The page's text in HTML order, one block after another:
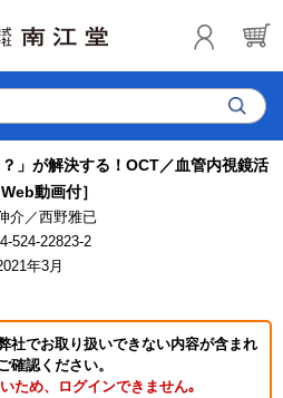
？」が解決する！OCT／血管内視鏡活
動画付］
介／西野雅已
524-22823-2
年3月
社でお取り扱いできない内容が含まれ
確認ください。
ため、ログインできません｡